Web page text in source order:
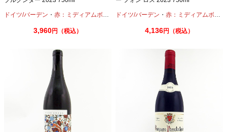
ドイツ/バーデン ・ 赤：ミディアムボディ ・ピノノワール
3,960円（税込）
ドイツ/バーデン ・赤：ミディアムボディ
4,136円（税込）